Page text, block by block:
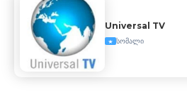
Universal TV
სომალი